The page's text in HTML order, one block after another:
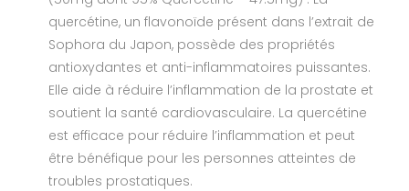
quercétine, un flavonoïde présent dans l’extrait de
Sophora du Japon, possède des propriétés
antioxydantes et anti-inflammatoires puissantes.
Elle aide à réduire l’inflammation de la prostate et
soutient la santé cardiovasculaire. La quercétine
est efficace pour réduire l’inflammation et peut
être bénéfique pour les personnes atteintes de
troubles prostatiques.